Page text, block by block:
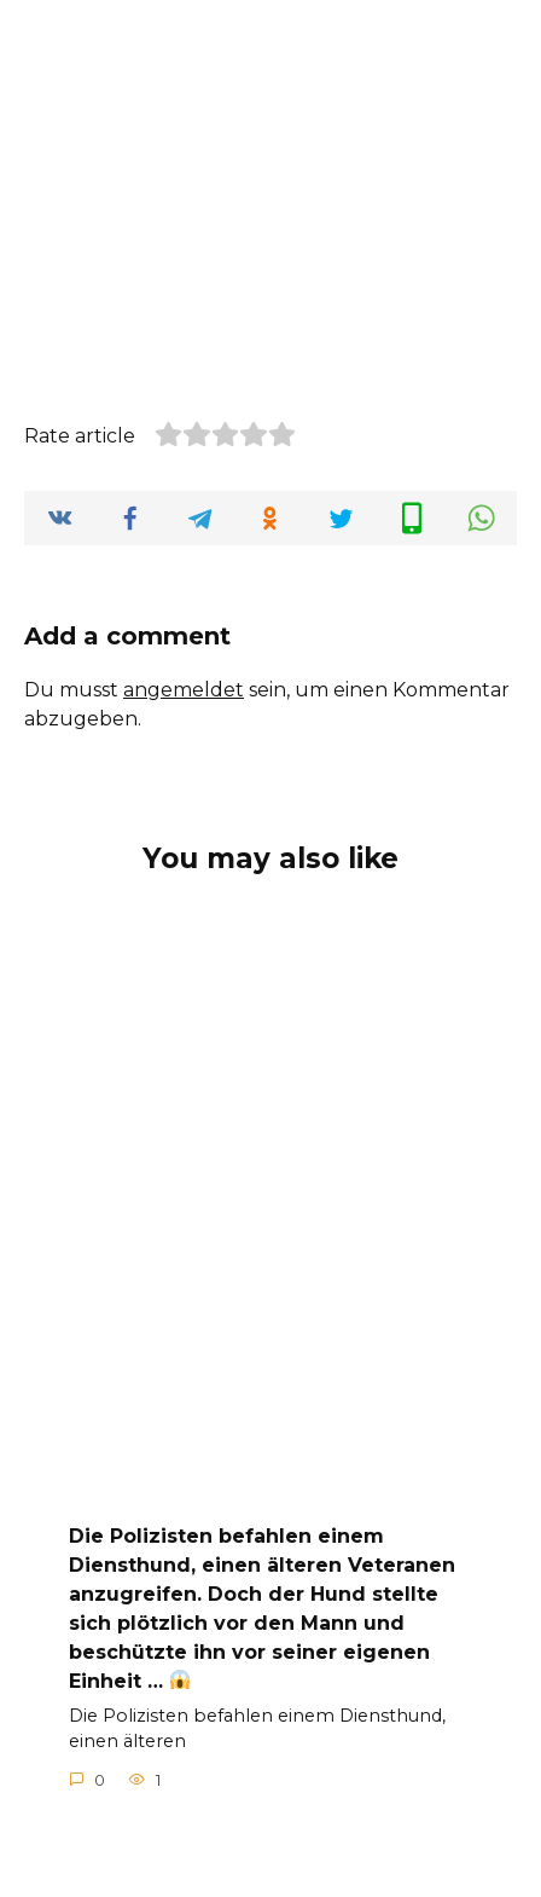
Rate article
Add a comment
Du musst angemeldet sein, um einen Kommentar
abzugeben.
You may also like
Die Polizisten befahlen einem
Diensthund, einen älteren Veteranen
anzugreifen. Doch der Hund stellte
sich plötzlich vor den Mann und
beschützte ihn vor seiner eigenen
Einheit …
Die Polizisten befahlen einem Diensthund,
einen älteren
0 1